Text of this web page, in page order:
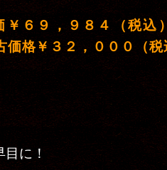
￥６９，９８４（税込
価格￥３２，０００（
に！